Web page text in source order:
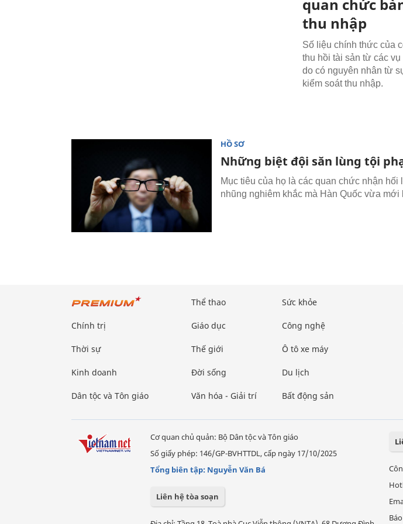
quan chức
thu nhập
Số liệu chính thức của
thu hồi tài sản từ các
do có nguyên nhân từ
kiểm soát thu nhập.
HỒ SƠ
Những biệt đội săn lùng tội
Mục tiêu của họ là các quan chức nhận hối
nhũng nghiêm khắc mà Hàn Quốc vừa mới
Chính trị
Thời sự
Kinh doanh
Dân tộc và Tôn giáo
Thể thao
Giáo dục
Thế giới
Đời sống
Văn hóa - Giải trí
Sức khỏe
Công nghệ
Ô tô xe máy
Du lịch
Bất động sản
Cơ quan chủ quản: Bộ Dân tộc và Tôn giáo
Số giấy phép: 146/GP-BVHTTDL, cấp ngày 17/10/2025
Tổng biên tập: Nguyễn Văn Bá
Liên hệ tòa soạn